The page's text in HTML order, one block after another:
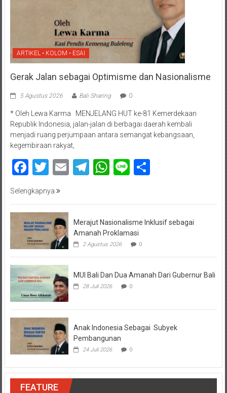
ARTIKEL • KOLOM • ESAI
Gerak Jalan sebagai Optimisme dan Nasionalisme
5 Agustus 2026 Bali Sharing 0
* Oleh Lewa Karma MENJELANG HUT ke-81 Kemerdekaan
Republik Indonesia, jalan-jalan di berbagai daerah kembali
menjadi ruang perjumpaan antara semangat kebangsaan,
kegembiraan rakyat,
Facebook
Twitter
EmailTelegram
WhatsApp
LineShare
Selengkapnya
Merajut Nasionalisme Inklusif sebagai
Amanah Proklamasi
2 Agustus 2026 0
MUI Bali Dan Dua Amanah Dari Gubernur Bali
28 Juli 2026 0
Anak Indonesia Sebagai Subyek
Pembangunan
24 Juli 2026 0
FEATURE